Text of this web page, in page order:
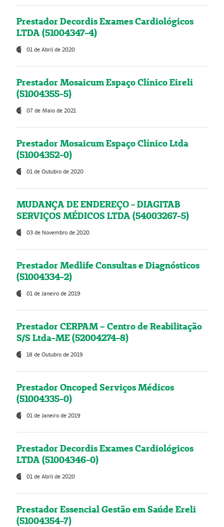
Prestador Decordis Exames Cardiológicos
LTDA (51004347-4)
01 de Abril de 2020
Prestador Mosaicum Espaço Clínico Eireli
(51004355-5)
07 de Maio de 2021
Prestador Mosaicum Espaço Clínico Ltda
(51004352-0)
01 de Outubro de 2020
MUDANÇA DE ENDEREÇO - DIAGITAB
SERVIÇOS MÉDICOS LTDA (54003267-5)
03 de Novembro de 2020
Prestador Medlife Consultas e Diagnósticos
(51004334-2)
01 de Janeiro de 2019
Prestador CERPAM – Centro de Reabilitação
S/S Ltda-ME (52004274-8)
18 de Outubro de 2019
Prestador Oncoped Serviços Médicos
(51004335-0)
01 de Janeiro de 2019
Prestador Decordis Exames Cardiológicos
LTDA (51004346-0)
01 de Abril de 2020
Prestador Essencial Gestão em Saúde Ereli
(51004354-7)